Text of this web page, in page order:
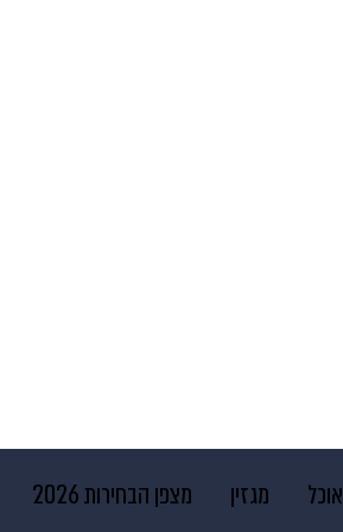
אוכל מגזין מצפן הבחירות 2026